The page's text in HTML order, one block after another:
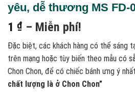
yêu, dễ thương MS FD-
1 ₫ – Miễn phí!
giá:
từ
1 ₫
đến
Miễn
Đặc biệt, các khách hàng có thể sáng
trên mạng hoặc tùy biến theo mẫu có
Chon Chon, để có chiếc bánh ưng ý
chất lượng là ở Chon Chon”